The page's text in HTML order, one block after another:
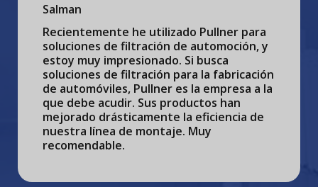
Salman
Recientemente he utilizado Pullner para
soluciones de filtración de automoción, y
estoy muy impresionado. Si busca
soluciones de filtración para la fabricación
de automóviles, Pullner es la empresa a la
que debe acudir. Sus productos han
mejorado drásticamente la eficiencia de
nuestra línea de montaje. Muy
recomendable.